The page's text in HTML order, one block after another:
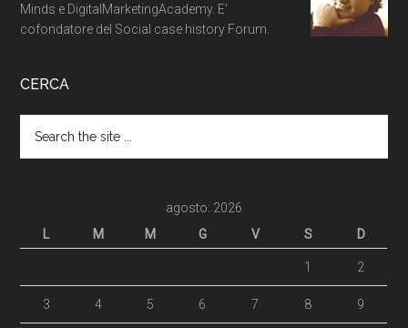
Minds e DigitalMarketingAcademy. E'
cofondatore del Social case history Forum.
CERCA
agosto: 2026
L
M M G V S D
1 2
3 4 5 6 7 8 9